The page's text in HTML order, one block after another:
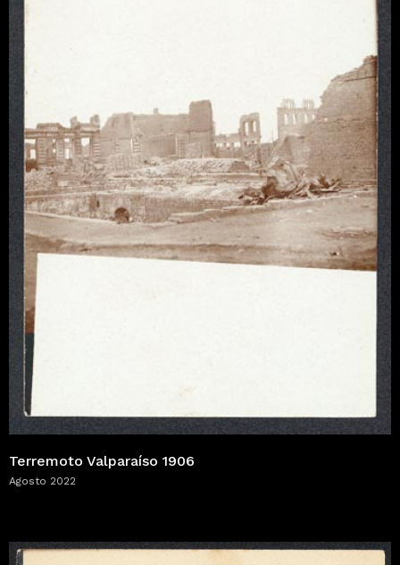
Terremoto Valparaíso 1906
Agosto 2022